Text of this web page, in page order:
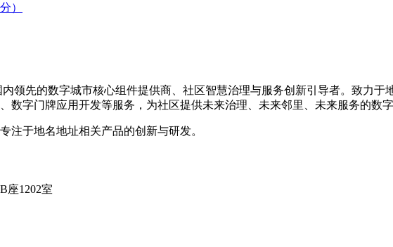
）
领先的数字城市核心组件提供商、社区智慧治理与服务创新引导者。致力
数字门牌应用开发等服务，为社区提供未来治理、未来邻里、未来服务的数字
注于地名地址相关产品的创新与研发。
座1202室